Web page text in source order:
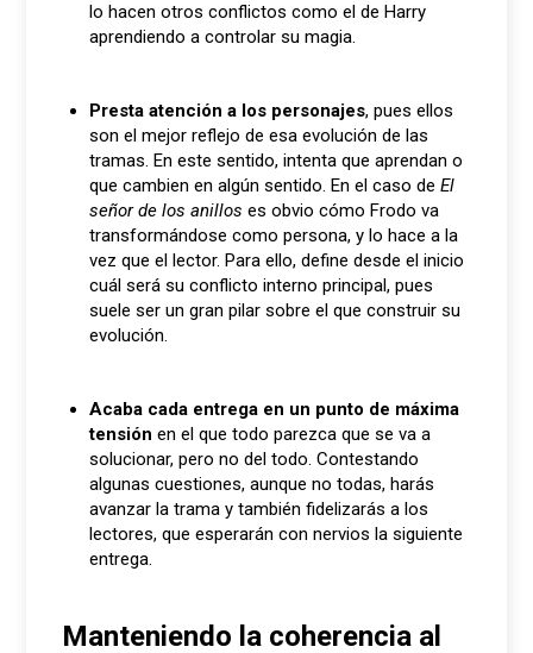
lo hacen otros conflictos como el de Harry
aprendiendo a controlar su magia.
Presta atención a los personajes, pues ellos
son el mejor reflejo de esa evolución de las
tramas. En este sentido, intenta que aprendan o
que cambien en algún sentido. En el caso de El
señor de los anillos es obvio cómo Frodo va
transformándose como persona, y lo hace a la
vez que el lector. Para ello, define desde el inicio
cuál será su conflicto interno principal, pues
suele ser un gran pilar sobre el que construir su
evolución.
Acaba cada entrega en un punto de máxima
tensión en el que todo parezca que se va a
solucionar, pero no del todo. Contestando
algunas cuestiones, aunque no todas, harás
avanzar la trama y también fidelizarás a los
lectores, que esperarán con nervios la siguiente
entrega.
Manteniendo la coherencia al